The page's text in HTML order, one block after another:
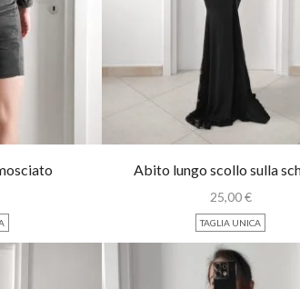
Abito lungo scollo sulla
25,00€
TAGLIA UNICA